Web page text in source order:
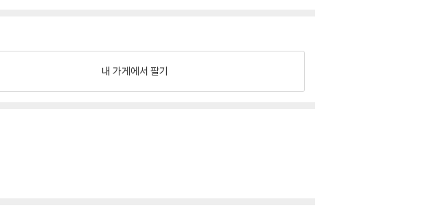
내 가게에서 팔기